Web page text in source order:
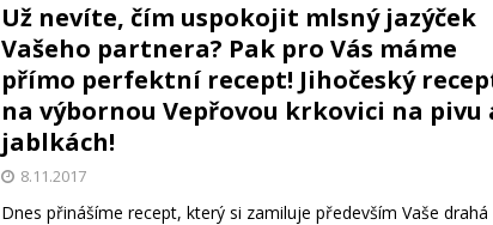
Už nevíte, čím uspokojit mlsný jazýček
Vašeho partnera? Pak pro Vás máme
přímo perfektní recept! Jihočeský
na výbornou Vepřovou krkovici na pivu
jablkách!
8.11.2017
Dnes přinášíme recept, který si zamiluje především Vaše drahá